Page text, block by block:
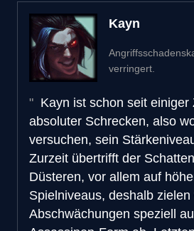
Kayn
verringert.
Kayn ist schon seit einiger
absoluter Schrecken, also
versuchen, sein
Zurzeit übertrifft der
Düsteren, vor allem auf
Spielniveaus, deshalb
Abschwächungen speziell